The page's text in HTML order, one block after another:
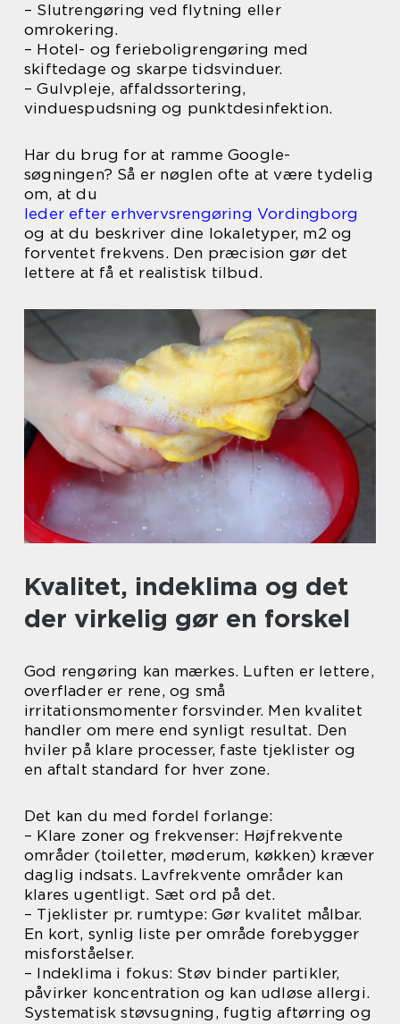
– Slutrengøring ved flytning eller
omrokering.
– Hotel- og ferieboligrengøring med
skiftedage og skarpe tidsvinduer.
– Gulvpleje, affaldssortering,
vinduespudsning og punktdesinfektion.
Har du brug for at ramme Google-
søgningen? Så er nøglen ofte at være tydelig
om, at du
leder efter erhvervsrengøring Vordingborg
og at du beskriver dine lokaletyper, m2 og
forventet frekvens. Den præcision gør det
lettere at få et realistisk tilbud.
Kvalitet, indeklima og det
der virkelig gør en forskel
God rengøring kan mærkes. Luften er lettere,
overflader er rene, og små
irritationsmomenter forsvinder. Men kvalitet
handler om mere end synligt resultat. Den
hviler på klare processer, faste tjeklister og
en aftalt standard for hver zone.
Det kan du med fordel forlange:
– Klare zoner og frekvenser: Højfrekvente
områder (toiletter, møderum, køkken) kræver
daglig indsats. Lavfrekvente områder kan
klares ugentligt. Sæt ord på det.
– Tjeklister pr. rumtype: Gør kvalitet målbar.
En kort, synlig liste per område forebygger
misforståelser.
– Indeklima i fokus: Støv binder partikler,
påvirker koncentration og kan udløse allergi.
Systematisk støvsugning, fugtig aftørring og